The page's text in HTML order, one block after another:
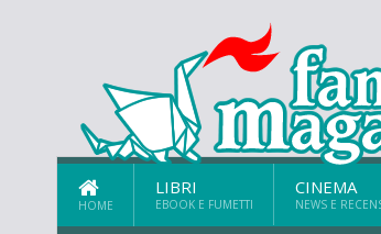
HOME
LIBRI
EBOOK E FUMETTI
CINEMA
NEWS E